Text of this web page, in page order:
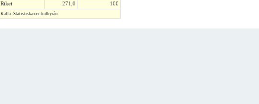
Riket
271,0 100
Källa: Statistiska centralbyrån